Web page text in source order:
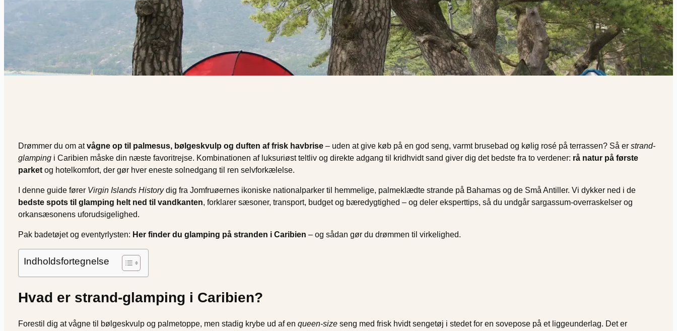
Drømmer du om atvågne op til palmesus, bølgeskvulp og duften af frisk havbrise – uden at give køb på en god seng, varmt brusebad og kølig rosé på terrassen? Så er strand-
glamping i Caribien måske din næste favoritrejse. Kombinationen af luksuriøst teltliv og direkte adgang til kridhvidt sand giver dig det bedste fra to verdener: rå natur på første
parket og hotelkomfort, der gør hver eneste solnedgang til ren selvforkælelse.
I denne guide fører Virgin Islands Historydig fra Jomfruøernes ikoniske nationalparker til hemmelige, palmeklædte strande på Bahamas og de Små Antiller. Vi dykker ned i de
bedste spots til glamping helt ned til vandkanten, forklarer sæsoner, transport, budget og bæredygtighed – og deler eksperttips, så du undgår sargassum-overraskelser og
orkansæsonens uforudsigelighed.
Pak badetøjet og eventyrlysten: Her finder du glamping på stranden i Caribien – og sådan gør du drømmen til virkelighed.
Indholdsfortegnelse
Hvad er strand-glamping i Caribien?
Forestil dig at vågne til bølgeskvulp og palmetoppe, men stadig krybe ud af en queen-size seng med frisk hvidt sengetøj i stedet for en sovepose på et liggeunderlag. Det er